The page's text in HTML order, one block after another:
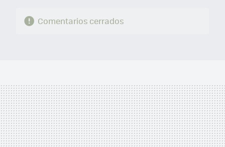
Comentarios cerrados